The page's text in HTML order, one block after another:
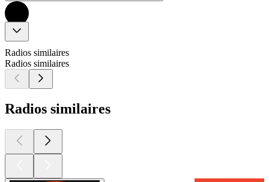
Radios similaires
Radios similaires
Radios similaires